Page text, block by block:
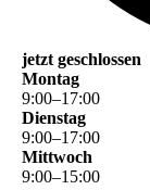
jetzt geschlossen
Montag
9:00–17:00
Dienstag
9:00–17:00
Mittwoch
9:00–15:00